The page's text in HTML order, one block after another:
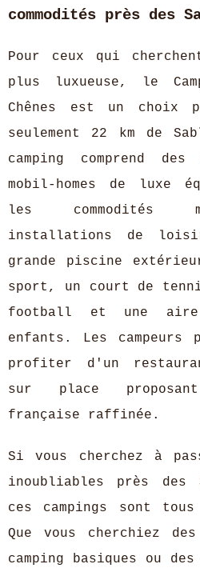
commodités près des
Pour ceux qui
plus luxueuse, le
Chênes est un choix
seulement 22 km de
camping comprend
mobil-homes de luxe
les commodités
installations de
grande piscine
sport, un court de
football et une
enfants. Les campeurs
profiter d'un
sur place
française raffinée.
Si vous cherchez à
inoubliables près des
ces campings sont
Que vous cherchiez des
camping basiques ou